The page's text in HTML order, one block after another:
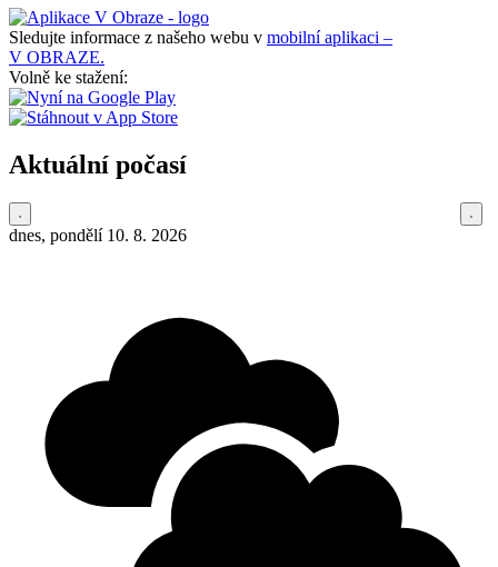
Sledujte informace z našeho webu v mobilní aplikaci –
V OBRAZE.
Volně ke stažení:
Aktuální počasí
dnes, pondělí 10. 8. 2026